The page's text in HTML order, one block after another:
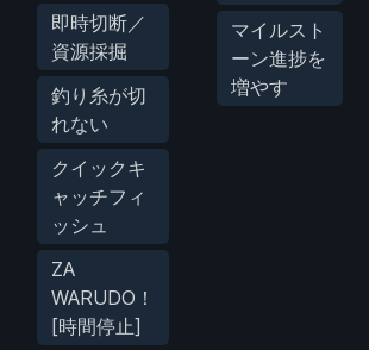
即時切断／
資源採掘
釣り糸が切
れない
クイックキ
ャッチフィ
ッシュ
ZA
WARUDO！
[時間停止]
マイルスト
ーン進捗を
増やす